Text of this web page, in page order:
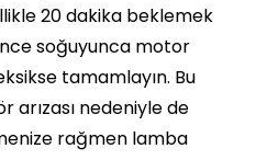
20 dakika beklemek
soğuyunca motor
tamamlayın. Bu
arızası nedeniyle de
rağmen lamba